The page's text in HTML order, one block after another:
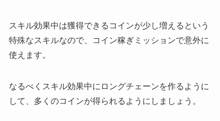
スキル効果中は獲得できるコインが少し増えるという
特殊なスキルなので、コイン稼ぎミッションで意外に
使えます。
なるべくスキル効果中にロングチェーンを作るように
して、多くのコインが得られるようにしましょう。